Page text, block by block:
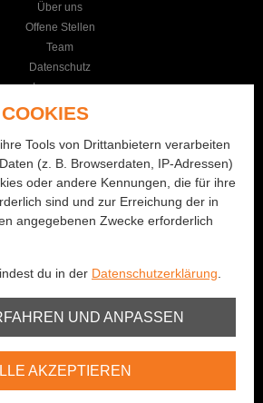
Über uns
Offene Stellen
Team
Datenschutz
Impressum
AGB
KONTAKT
Seilereistrasse 19
3114 Wichtrach
+41 (0)31 781 01 77
Montag geschlossen
Dienstag bis Freitag:
12:00 Uhr / 13:30 - 18:30 Uhr
Samstag:
08:00 - 16:00 Uhr
Tools von Drittanbietern verarbeiten
(z. B. Browserdaten, IP-Adressen)
oder andere Kennungen, die für ihre
sind und zur Erreichung der in
angegebenen Zwecke erforderlich
du in der Datenschutzerklärung
UND ANPASSEN
AKZEPTIEREN